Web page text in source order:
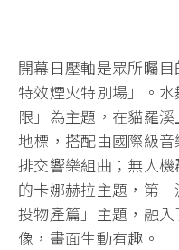
開幕日壓軸是眾所矚
特效煙火特別場」。
限」為主題，在貓羅
地標，搭配由國際級
排交響樂組曲；無人
的卡娜赫拉主題，第
投物產篇」主題，融
像，畫面生動有趣。